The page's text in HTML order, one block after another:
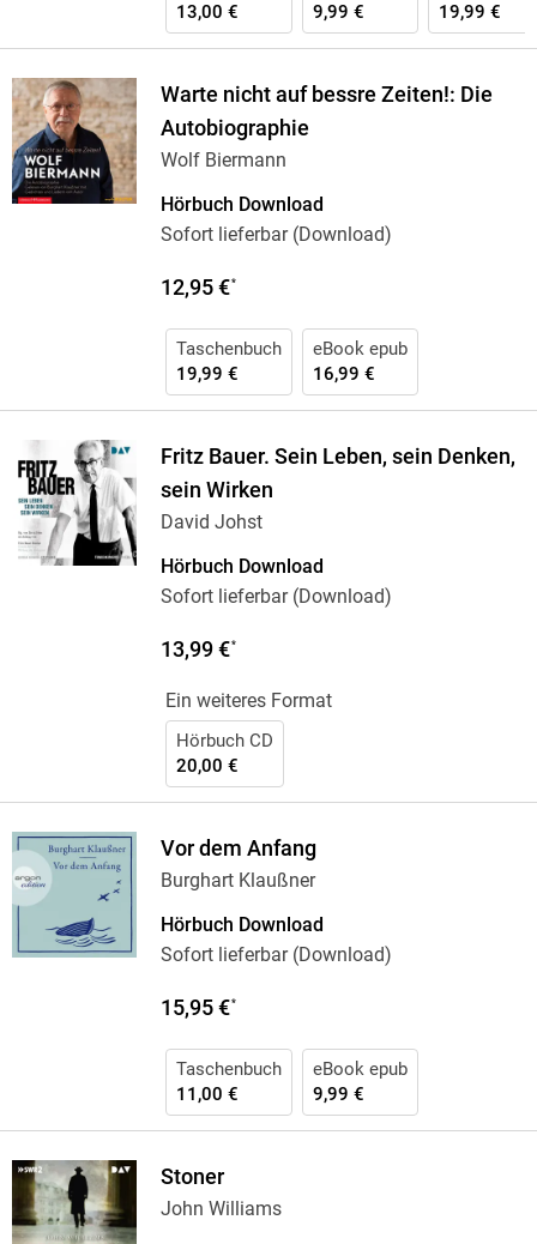
13,00 €
9,99 €
19,99 €
Warte nicht auf bessre Zeiten!: Die
Autobiographie
Wolf Biermann
Hörbuch Download
Sofort lieferbar (Download)
12,95 €*
Taschenbuch
19,99 €
eBook epub
16,99 €
Fritz Bauer. Sein Leben, sein Denken,
sein Wirken
David Johst
Hörbuch Download
Sofort lieferbar (Download)
13,99 €*
Ein weiteres Format
Hörbuch CD
20,00 €
Vor dem Anfang
Burghart Klaußner
Hörbuch Download
Sofort lieferbar (Download)
15,95 €*
Taschenbuch
11,00 €
eBook epub
9,99 €
Stoner
John Williams